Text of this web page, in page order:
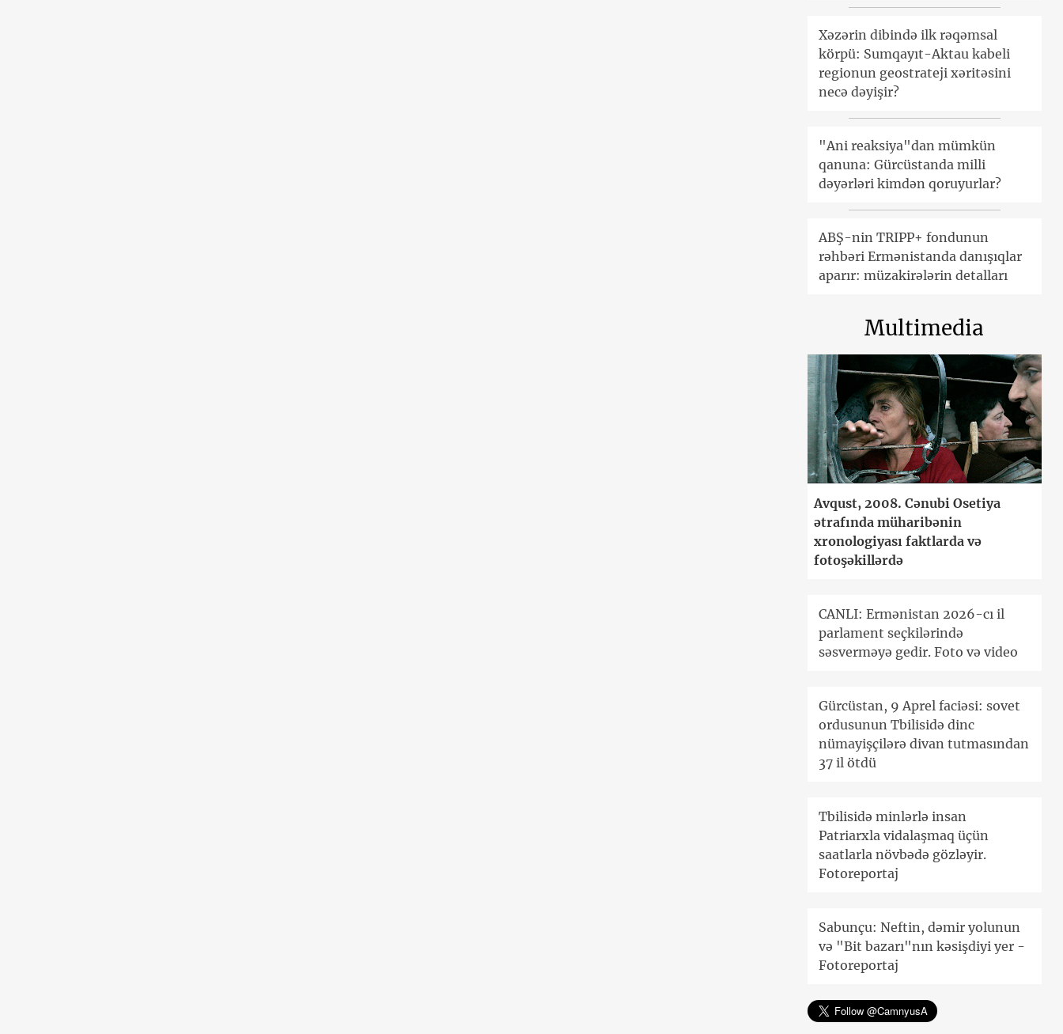
Xəzərin dibində ilk rəqəmsal
körpü: Sumqayıt-Aktau kabeli
regionun geostrateji xəritəsini
necə dəyişir?
"Ani reaksiya"dan mümkün
qanuna: Gürcüstanda milli
dəyərləri kimdən qoruyurlar?
ABŞ-nin TRIPP+ fondunun
rəhbəri Ermənistanda danışıqlar
aparır: müzakirələrin detalları
Multimedia
Avqust, 2008. Cənubi Osetiya
ətrafında müharibənin
xronologiyası faktlarda və
fotoşəkillərdə
CANLI: Ermənistan 2026-cı il
parlament seçkilərində
səsverməyə gedir. Foto və video
Gürcüstan, 9 Aprel faciəsi: sovet
ordusunun Tbilisidə dinc
nümayişçilərə divan tutmasından
37 il ötdü
Tbilisidə minlərlə insan
Patriarxla vidalaşmaq üçün
saatlarla növbədə gözləyir.
Fotoreportaj
Sabunçu: Neftin, dəmir yolunun
və "Bit bazarı"nın kəsişdiyi yer -
Fotoreportaj